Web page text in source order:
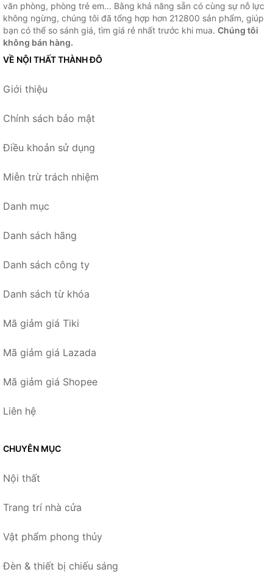
văn phòng, phòng trẻ em... Bằng khả năng sẵn có cùng sự nỗ lực
không ngừng, chúng tôi đã tổng hợp hơn 212800 sản phẩm, giúp
bạn có thể so sánh giá, tìm giá rẻ nhất trước khi mua. Chúng tôi
không bán hàng.
VỀ NỘI THẤT THÀNH ĐÔ
Giới thiệu
Chính sách bảo mật
Điều khoản sử dụng
Miễn trừ trách nhiệm
Danh mục
Danh sách hãng
Danh sách công ty
Danh sách từ khóa
Mã giảm giá Tiki
Mã giảm giá Lazada
Mã giảm giá Shopee
Liên hệ
CHUYÊN MỤC
Nội thất
Trang trí nhà cửa
Vật phẩm phong thủy
Đèn & thiết bị chiếu sáng